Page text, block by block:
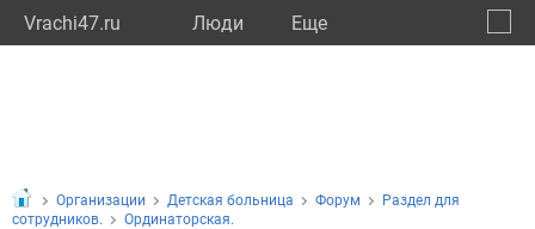
Vrachi47.ru Люди Eще
Организации Детская больница Форум
Раздел для
сотрудников.
Ординаторская.